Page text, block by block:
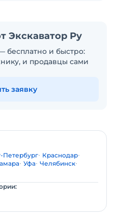
Экскаватор Ру
бесплатно и быстро:
и продавцы сами
заявку
Петербург Краснодар
Уфа Челябинск